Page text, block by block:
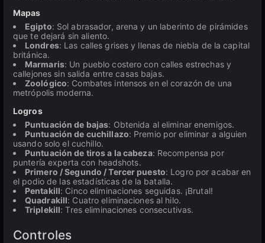
Mapas
Egipto: Sol abrasador, arena y un laberinto de pirámides
que te dejará sin aliento.
Londres: Las calles grises y llenas de niebla de la capital
británica.
Marmaris: Un pueblo costero con calles estrechas y
callejones sin salida entre casas bajas.
Zoológico: Combates intensos en el corazón de una
metrópolis moderna.
Logros
Puntuación de bajas: Obtenida al eliminar enemigos.
Puntuación de cuchillazo: Premio por eliminar a alguien
usando solo el cuchillo.
Puntuación de tiros a la cabeza: Recompensa por
puntería experta con headshots.
Primero / Segundo / Tercer puesto: Logro por acabar en
el podio de las estadísticas de la batalla.
Pentakill: Cinco eliminaciones seguidas. ¡Brutal!
Quadrakill: Cuatro eliminaciones al hilo.
Triplekill: Tres eliminaciones consecutivas.
Controles